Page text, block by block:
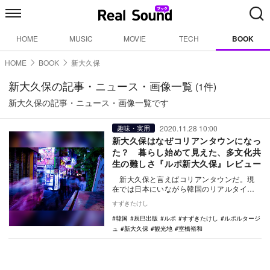
HOME MUSIC MOVIE TECH BOOK
HOME BOOK 新大久保
新大久保の記事・ニュース・画像一覧 (1件)
新大久保の記事・ニュース・画像一覧です
趣味・実用 2020.11.28 10:00
新大久保はなぜコリアンタウンになっ
た？ 暮らし始めて見えた、多文化共
生の難しさ『ルポ新大久保』レビュー
新大久保と言えばコリアンタウンだ。現
在では日本にいながら韓国のリアルタイム
地と…
すずきたけし
韓国
辰巳出版 ルポ すずきたけし
ルポルタージ
ュ
新大久保 観光地 室橋裕和